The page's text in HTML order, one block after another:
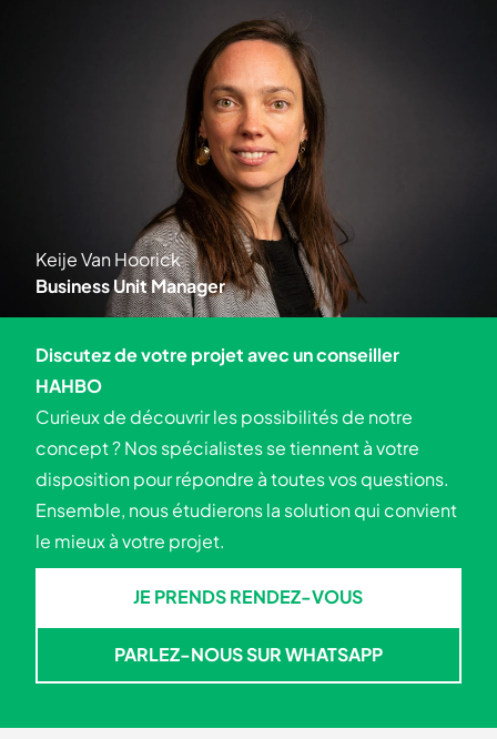
Keije Van Hoorick
Business Unit Manager
Discutez de votre projet avec un conseiller
HAHBO
Curieux de découvrir les possibilités de notre
concept ? Nos spécialistes se tiennent à votre
disposition pour répondre à toutes vos questions.
Ensemble, nous étudierons la solution qui convient
le mieux à votre projet.
JE PRENDS RENDEZ-VOUS
JE PRENDS RENDEZ-VOUS
PARLEZ-NOUS SUR
PARLEZ-NOUS SUR WHATSAPP